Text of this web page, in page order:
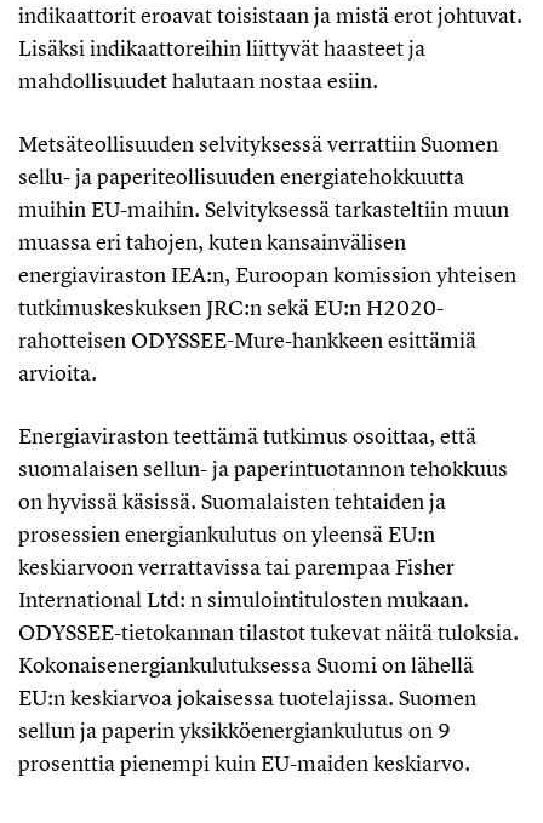
indikaattorit eroavat toisistaan ja mistä erot johtuvat.
Lisäksi indikaattoreihin liittyvät haasteet ja
mahdollisuudet halutaan nostaa esiin.
Metsäteollisuuden selvityksessä verrattiin Suomen
sellu- ja paperiteollisuuden energiatehokkuutta
muihin EU-maihin. Selvityksessä tarkasteltiin muun
muassa eri tahojen, kuten kansainvälisen
energiaviraston IEA:n, Euroopan komission yhteisen
tutkimuskeskuksen JRC:n sekä EU:n H2020-
rahotteisen ODYSSEE-Mure-hankkeen esittämiä
arvioita.
Energiaviraston teettämä tutkimus osoittaa, että
suomalaisen sellun- ja paperintuotannon tehokkuus
on hyvissä käsissä. Suomalaisten tehtaiden ja
prosessien energiankulutus on yleensä EU:n
keskiarvoon verrattavissa tai parempaa Fisher
International Ltd: n simulointitulosten mukaan.
ODYSSEE-tietokannan tilastot tukevat näitä tuloksia.
Kokonaisenergiankulutuksessa Suomi on lähellä
EU:n keskiarvoa jokaisessa tuotelajissa. Suomen
sellun ja paperin yksikköenergiankulutus on 9
prosenttia pienempi kuin EU-maiden keskiarvo.